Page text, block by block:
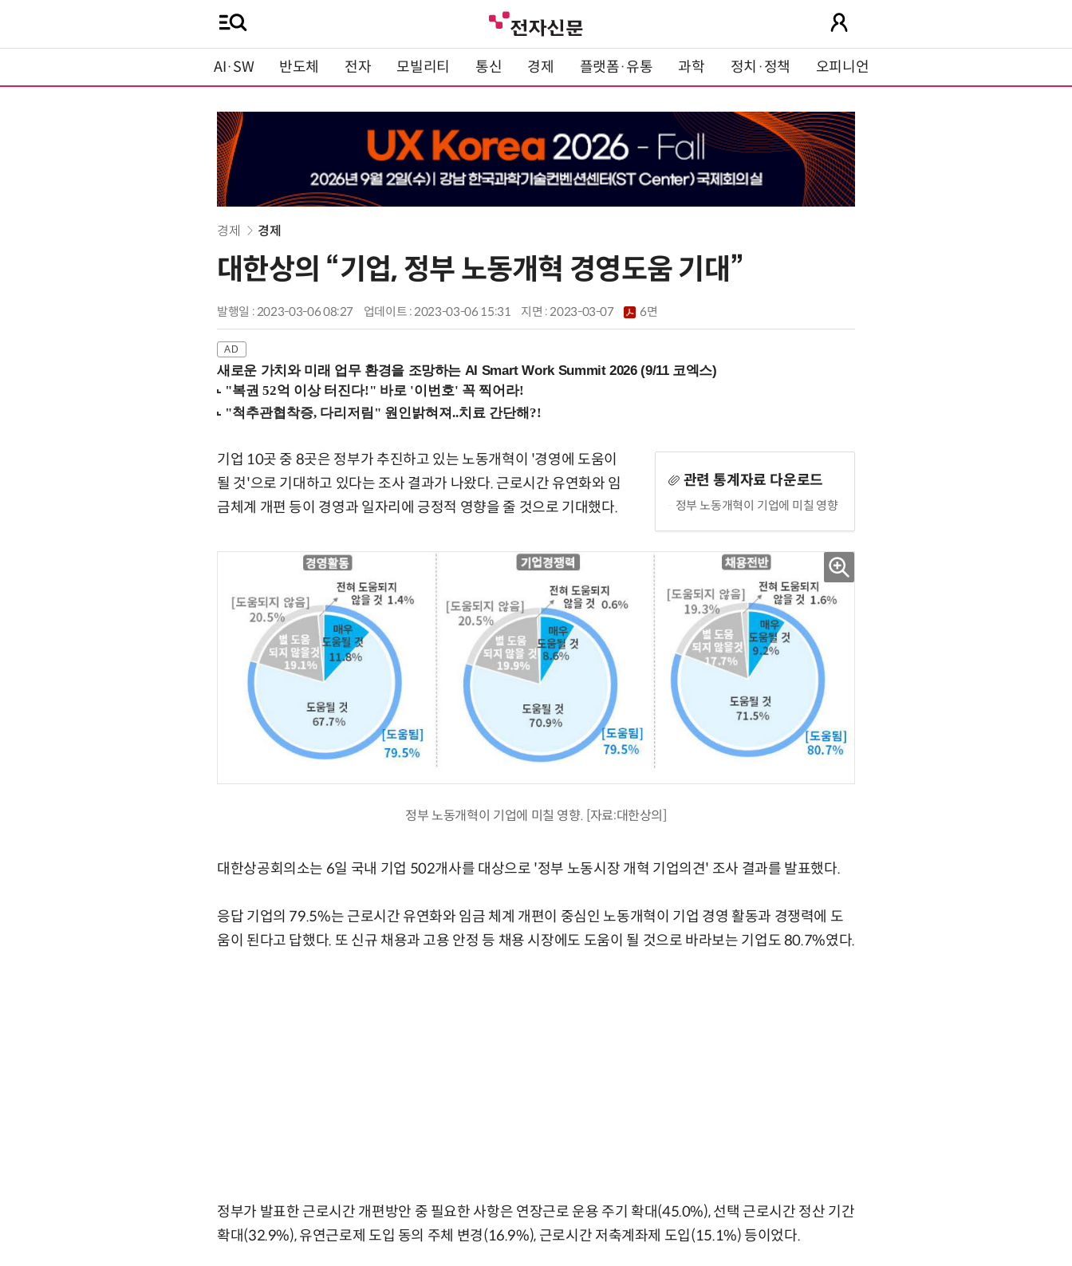
AI·SW 반도체 전자 모빌리티 통신 경제 플랫폼·유통 과학 정치·정책 오피니언
경제 경제
대한상의 “기업, 정부 노동개혁 경영도움 기대”
발행일 : 2023-03-06 08:27 업데이트 : 2023-03-06 15:31 지면 :2023-03-07 6면
새로운 가치와 미래 업무 환경을 조망하는 AI Smart Work Summit 2026 (9/11 코엑스)
관련 통계자료 다운로드
정부 노동개혁이 기업에 미칠 영향
기업 10곳 중 8곳은 정부가 추진하고 있는 노동개혁이 '경영에 도움이
될 것'으로 기대하고 있다는 조사 결과가 나왔다. 근로시간 유연화와 임
금체계 개편 등이 경영과 일자리에 긍정적 영향을 줄 것으로 기대했다.
정부 노동개혁이 기업에 미칠 영향. [자료:대한상의]
대한상공회의소는 6일 국내 기업 502개사를 대상으로 '정부 노동시장 개혁 기업의견' 조사 결과를 발표했다.
응답 기업의 79.5%는 근로시간 유연화와 임금 체계 개편이 중심인 노동개혁이 기업 경영 활동과 경쟁력에 도
움이 된다고 답했다. 또 신규 채용과 고용 안정 등 채용 시장에도 도움이 될 것으로 바라보는 기업도 80.7%였다.
정부가 발표한 근로시간 개편방안 중 필요한 사항은 연장근로 운용 주기 확대(45.0%), 선택 근로시간 정산 기간
확대(32.9%), 유연근로제 도입 동의 주체 변경(16.9%), 근로시간 저축계좌제 도입(15.1%) 등이었다.